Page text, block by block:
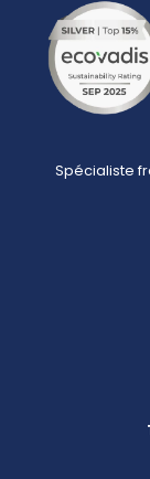
Spécialiste